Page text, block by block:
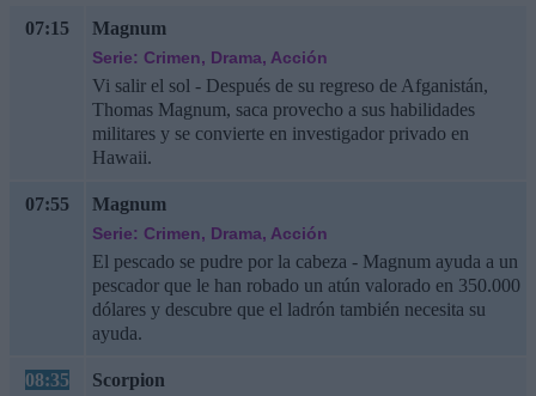
07:15 Magnum
Serie: Crimen, Drama, Acción
Vi salir el sol - Después de su regreso de Afganistán,
Thomas Magnum, saca provecho a sus habilidades
militares y se convierte en investigador privado en
Hawaii.
07:55 Magnum
Serie: Crimen, Drama, Acción
El pescado se pudre por la cabeza - Magnum ayuda a un
pescador que le han robado un atún valorado en 350.000
dólares y descubre que el ladrón también necesita su
ayuda.
08:35 Scorpion